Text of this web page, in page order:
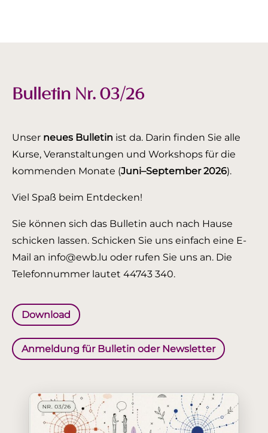
Bulletin Nr. 03/26
Unser neues Bulletin ist da. Darin finden Sie alle
Kurse, Veranstaltungen und Workshops für die
kommenden Monate (Juni–September 2026).
Viel Spaß beim Entdecken!
Sie können sich das Bulletin auch nach Hause
schicken lassen. Schicken Sie uns einfach eine E-
Mail an info@ewb.lu oder rufen Sie uns an. Die
Telefonnummer lautet 44743 340.
Download
Anmeldung für Bulletin oder Newsletter